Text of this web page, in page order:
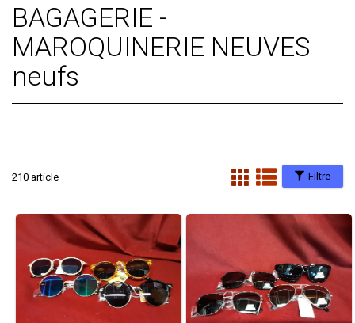
BAGAGERIE -
MAROQUINERIE NEUVES
neufs
Filtre
210 article